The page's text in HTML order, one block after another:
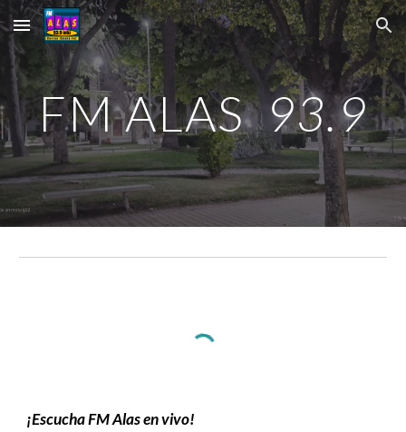
Skip to main content Skip to navigation
FM ALAS93.9
¡Escucha FM Alas en vivo!